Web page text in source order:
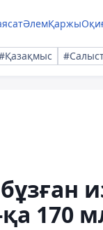
ӘлемҚаржы
170